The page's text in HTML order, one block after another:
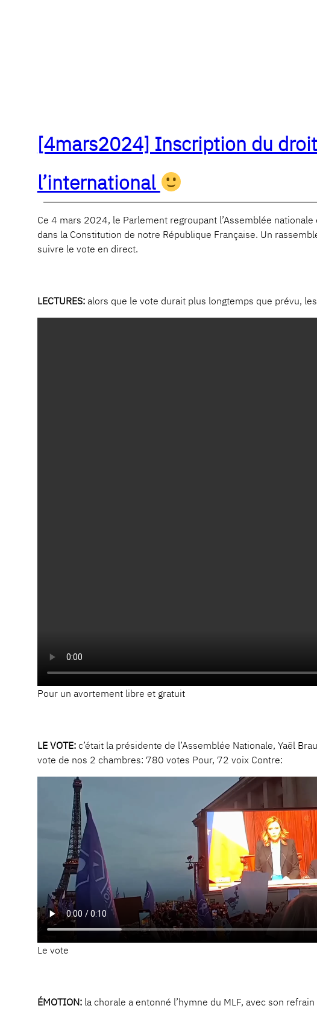
[4mars2024] Inscription du
l’international
Ce 4 mars 2024, le Parlement regroupant l’Assemblée
dans la Constitution de notre République Française. Un
suivre le vote en direct.
LECTURES:alors que le vote durait plus longtemps que prévu,
Pour un avortement libre et gratuit
LE VOTE: c’était la présidente de l’Assemblée Nationale, Yaël
vote de nos 2 chambres: 780 votes Pour, 72 voix Contre:
Le vote
ÉMOTION: la chorale a entonné l’hymne du MLF, avec son